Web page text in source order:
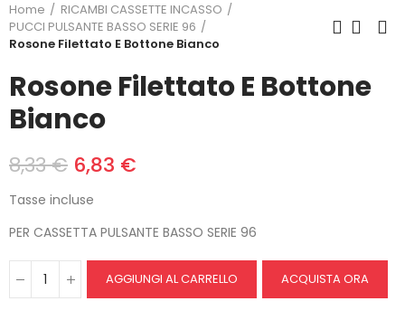
Home
RICAMBI CASSETTE INCASSO
PUCCI PULSANTE BASSO SERIE 96
Rosone Filettato E Bottone Bianco
Rosone Filettato E Bottone
Bianco
8,33 € 6,83 €
Tasse incluse
PER CASSETTA PULSANTE BASSO SERIE 96
AGGIUNGI AL CARRELLO ACQUISTA ORA